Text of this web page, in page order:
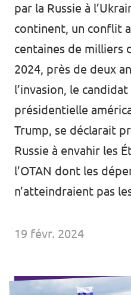
Volt Strasbourg
Actualités
Agenda
Volt FALC
Donner
Participer
Adhérer
par la Russie à
continent, un conflit
centaines de milliers
2024, près de deux
l’invasion, le
présidentielle
Trump, se déclarait
Russie à envahir les
l’OTAN dont les
n’atteindraient pas
19 févr. 2024